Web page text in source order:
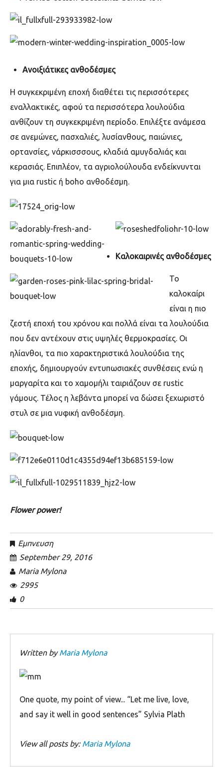
Ανοιξιάτικες ανθοδέσμες
Η συγκεκριμένη εποχή διαθέτει τις περισσότερες
εναλλακτικές, αφού τα περισσότερα λουλούδια
ανθίζουν τη συγκεκριμένη περίοδο. Επιλέξτε ανάμεσα
σε ανεμώνες, πασχαλιές, λυσίανθους, παιώνιες,
ορτανσίες, νάρκισσσους, κλαδιά αμυγδαλιάς και
κερασιάς. Επιπλέον, τα αγριολούλουδα ενδείκνυνται
για μια rustic ή boho ανθοδέσμη.
Καλοκαιρινές ανθοδέσμες
Το
καλοκαίρι
είναι η πιο
ζεστή εποχή του χρόνου και πολλά είναι τα λουλούδια
που δεν αντέχουν στις υψηλές θερμοκρασίες. Οι
ηλίανθοι, τα πιο χαρακτηριστικά λουλούδια της
εποχής, δημιουργούν εντυπωσιακές συνθέσεις ενώ η
μαργαρίτα και το χαμομήλι ταιριάζουν σε rustic
γάμους. Τέλος η λεβάντα μπορεί να δώσει ξεχωριστό
στυλ σε μια νυφική ανθοδέσμη.
Flower power!
Εμπνευση
September 29, 2016
Maria Mylona
2995
0
Written byMaria Mylona
Οne quote, my point of view... “Let me live, love,
and say it well in good sentences” Sylvia Plath
View all posts by: Maria Mylona